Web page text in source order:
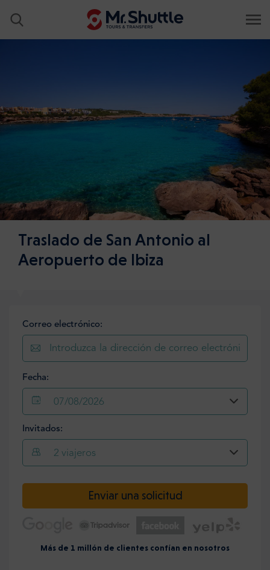
Traslado de San Antonio al
Aeropuerto de Ibiza
Correo electrónico:
Fecha:
07/08/2026
Invitados:
2 viajeros
Enviar una solicitud
Más de 1 millón de clientes confían en nosotros